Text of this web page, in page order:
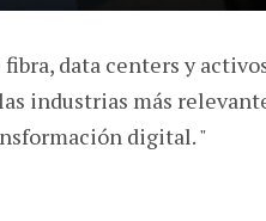
data centers y
industrias más
digital. "